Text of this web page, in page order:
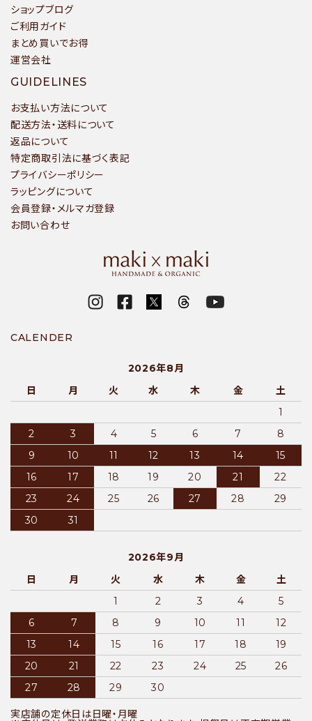
ショップブログ
ご利用ガイド
まとめ買いでお得
運営会社
GUIDELINES
お支払い方法について
配送方法・送料について
返品について
特定商取引法に基づく表記
プライバシーポリシー
ラッピングについて
会員登録・メルマガ登録
お問い合わせ
CALENDER
2026年8月
日
月 火 水 木 金
土
1
2
3 4 5 6 7
8
9
10 11 12 13 14
15
16
17 18 19 20 21
22
23
24 25 26 27 28
29
30
31
2026年9月
日
月 火 水 木 金
土
1
2 3 4
5
6
7 8 9 10 11
12
13
14 15 16 17 18
19
20
21 22 23 24 25
26
27
28 29 30
実店舗の定休日は日曜・月曜